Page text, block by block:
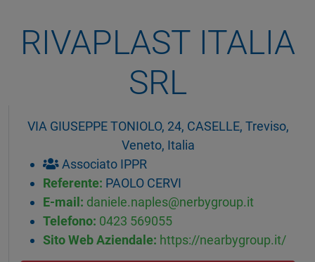
RIVAPLAST ITALIA
SRL
VIA GIUSEPPE TONIOLO, 24, CASELLE, Treviso,
Veneto, Italia
Associato IPPR
Referente: PAOLO CERVI
E-mail: daniele.naples@nerbygroup.it
Telefono: 0423 569055
Sito Web Aziendale: https://nearbygroup.it/